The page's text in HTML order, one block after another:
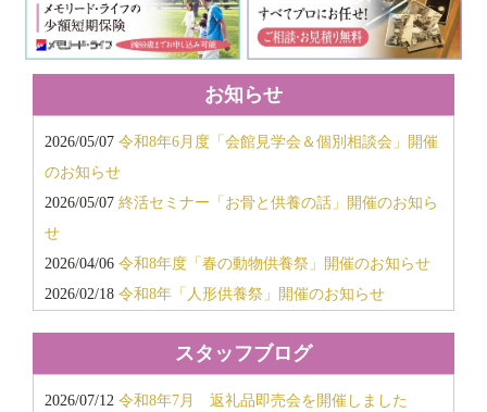
お知らせ
2026/05/07 令和8年6月度「会館見学会＆個別相談会」開催
のお知らせ
2026/05/07 終活セミナー「お骨と供養の話」開催のお知ら
せ
2026/04/06 令和8年度「春の動物供養祭」開催のお知らせ
2026/02/18 令和8年「人形供養祭」開催のお知らせ
スタッフブログ
2026/07/12 令和8年7月 返礼品即売会を開催しました